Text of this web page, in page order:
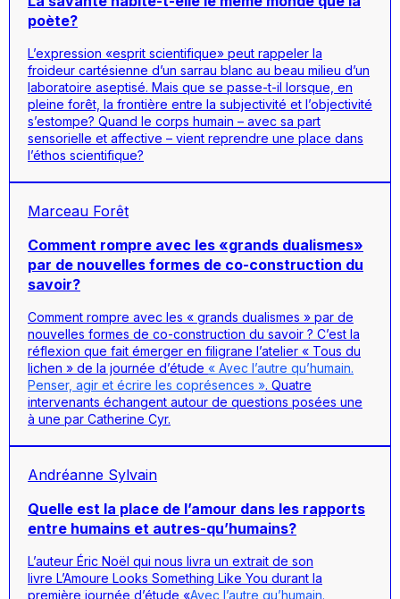
poète?
L’expression «esprit scientifique» peut rappeler la
froideur cartésienne d’un sarrau blanc au beau milieu d’un
laboratoire aseptisé. Mais que se passe-t-il lorsque, en
pleine forêt, la frontière entre la subjectivité et l’objectivité
s’estompe? Quand le corps humain – avec sa part
sensorielle et affective – vient reprendre une place dans
l’éthos scientifique?
Marceau Forêt
Comment rompre avec les «grands dualismes»
par de nouvelles formes de co-construction du
savoir?
Comment rompre avec les « grands dualismes » par de
nouvelles formes de co-construction du savoir ? C’est la
réflexion que fait émerger en filigrane l’atelier « Tous du
lichen » de la journée d’étude « Avec l’autre qu’humain.
Penser, agir et écrire les coprésences ». Quatre
intervenants échangent autour de questions posées une
à une par Catherine Cyr.
Andréanne Sylvain
Quelle est la place de l’amour dans les rapports
entre humains et autres-qu’humains?
L’auteur Éric Noël qui nous livra un extrait de son
livre L’Amoure Looks Something Like You durant la
première journée d’étude «Avec l’autre qu’humain.